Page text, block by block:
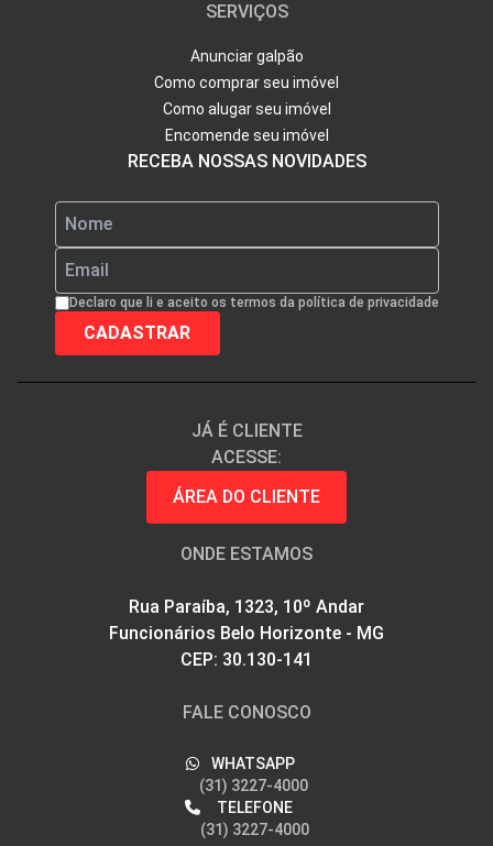
SERVIÇOS
Anunciar galpão
Como comprar seu imóvel
Como alugar seu imóvel
Encomende seu imóvel
RECEBA NOSSAS NOVIDADES
Declaro que li e aceito os termos da política de privacidade
JÁ É CLIENTE
ACESSE:
ÁREA DO CLIENTE
ONDE ESTAMOS
Rua Paraíba, 1323, 10º Andar
Funcionários Belo Horizonte - MG
CEP: 30.130-141
FALE CONOSCO
WHATSAPP
(31) 3227-4000
TELEFONE
(31) 3227-4000